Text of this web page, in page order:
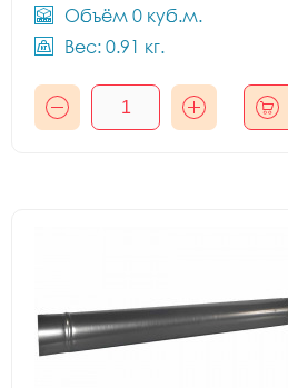
Объём 0 куб.м.
Вес: 0.91 кг.